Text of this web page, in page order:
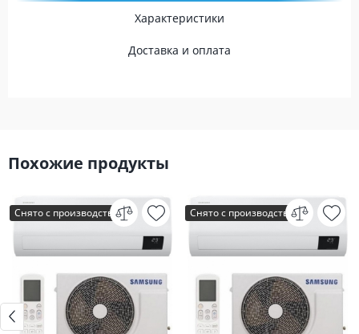
Характеристики
Доставка и оплата
Похожие продукты
Снято с производства Снято с производства